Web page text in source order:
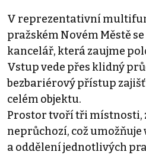
V reprezentativní
pražském Novém Městě
kancelář, která zaujme
Vstup vede přes klidný
bezbariérový přístup
celém objektu.
Prostor tvoří tři místnosti,
neprůchozí, což
a oddělení jednotlivých